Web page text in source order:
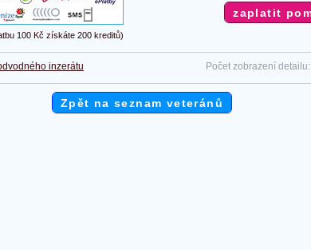
100 Kč získáte 200 kreditů)
inzerátu Počet zobrazení detailu:
Zpět na seznam veteránů